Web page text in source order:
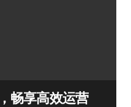
畅享高效运营